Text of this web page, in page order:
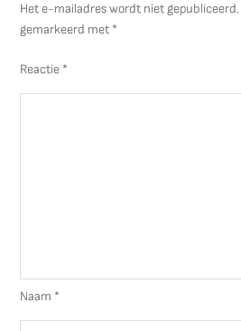
Het e-mailadres wordt niet gepubliceerd.
gemarkeerd met *
Reactie *
Naam *